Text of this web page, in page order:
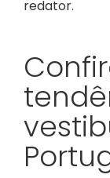
redator.